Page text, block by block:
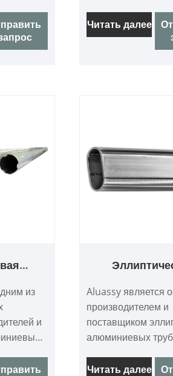
цветного
алюминиевого
многолетним
Читать далее
из
и
лучшую
Aluassy является
производителем и
поставщиком
алюминиевых
лучшую
Читать далее